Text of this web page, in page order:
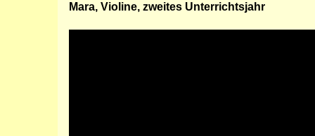
Mara, Violine, zweites Unterrichtsjahr